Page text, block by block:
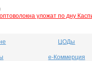
уложат по дну
ЦОДы
е-Коммерция